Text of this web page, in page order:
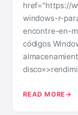
href="https://
windows-r-
encontre-en-
códigos
READ MORE